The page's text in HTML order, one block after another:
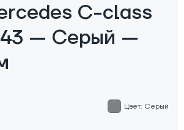
C-class
— Серый —
Цвет: Серый